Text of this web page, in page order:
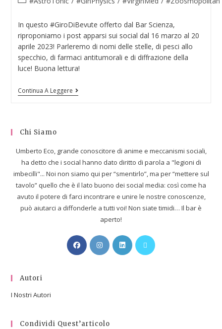
In questo #GiroDiBevute offerto dal Bar Scienza,
riproponiamo i post apparsi sui social dal 16 marzo al 20
aprile 2023! Parleremo di nomi delle stelle, di pesci allo
specchio, di farmaci antitumorali e di diffrazione della
luce! Buona lettura!
Continua A Leggere
Chi Siamo
Umberto Eco, grande conoscitore di anime e meccanismi sociali,
ha detto che i social hanno dato diritto di parola a "legioni di
imbecilli"... Noi non siamo qui per “smentirlo”, ma per “mettere sul
tavolo” quello che è il lato buono dei social media: così come ha
avuto il potere di farci incontrare e unire le nostre conoscenze,
può aiutarci a diffonderle a tutti voi! Non siate timidi… Il bar è
aperto!
Autori
I Nostri Autori
Condividi Quest’articolo